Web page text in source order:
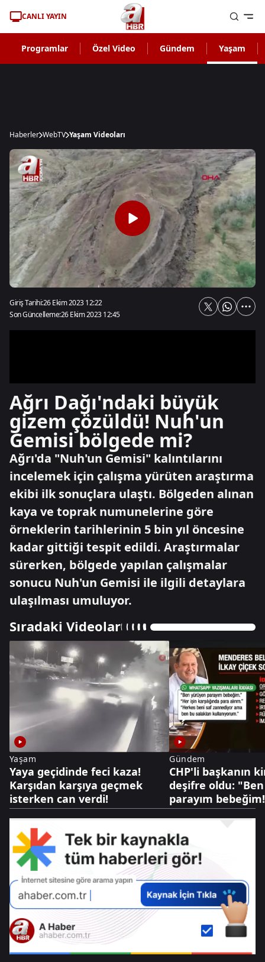
CANLI YAYIN
Programlar Özel Video Gündem Yaşam
Haberler WebTV Yaşam Videoları
Giriş Tarihi:26 Ekim 2023 12:22
Son Güncelleme:26 Ekim 2023 12:45
Ağrı Dağı'ndaki büyük
gizem çözüldü! Nuh'un
Gemisi bölgede mi?
Ağrı'da "Nuh'un Gemisi" kalıntılarını
incelemek için çalışma yürüten araştırma
ekibi ilk sonuçlara ulaştı. Bölgeden alınan
kaya ve toprak numunelerine göre
örneklerin tarihlerinin 5 bin yıl öncesine
kadar gittiği tespit edildi. Araştırmalar
sürerken, bölgede yapılan çalışmalar
sonucu Nuh'un Gemisi ile ilgili detaylara
ulaşılması umuluyor.
Sıradaki Videolar
Yaşam
Yaya geçidinde feci kaza!
Karşıdan karşıya geçmek
isterken can verdi!
Gündem
CHP'li başkanın
deşifre oldu:
parayım